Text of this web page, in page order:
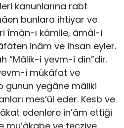
kanunlarına rabt
bunlara ihtiyar ve
îmân-ı kâmile, âmâl-i
inâm ve ih­san eyler.
“Mâlik-i yevm-i din”dir.
i mükâfat ve
günün yegâne mâliki
mes’ûl eder. Kesb ve
edenlere in’âm ettiği